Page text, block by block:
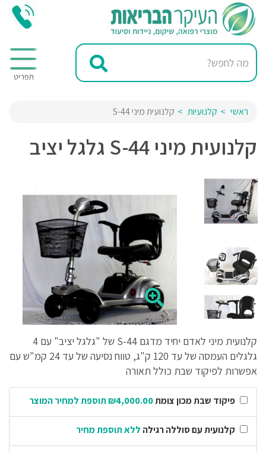
ראשי קלנועיות קלנועית מיני S-44
קלנועית מיני S-44 גלגל יציב
קלנועית מיני לאדם יחיד מדגם S-44 של "גלגל יציב" עם 4
גלגלים העמסה של עד 120 ק"ג, טווח נסיעה של עד 24 קמ"ש עם
אפשרות לפיקוד שבת כולל תאורה
פיקוד שבת מכון צומת₪4,000.00 תוספת למחיר המוצר
קלנועית עם סוללה רגילה ללא תוספת מחיר